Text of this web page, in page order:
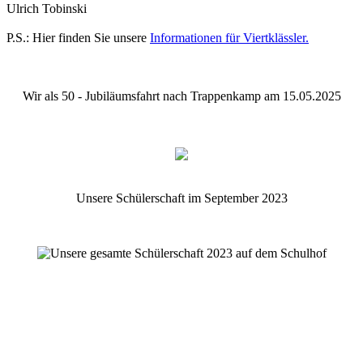
Ulrich Tobinski
P.S.: Hier finden Sie unsere Informationen für Viertklässler.
Wir als 50 - Jubiläumsfahrt nach Trappenkamp am 15.05.2025
Unsere Schülerschaft im September 2023